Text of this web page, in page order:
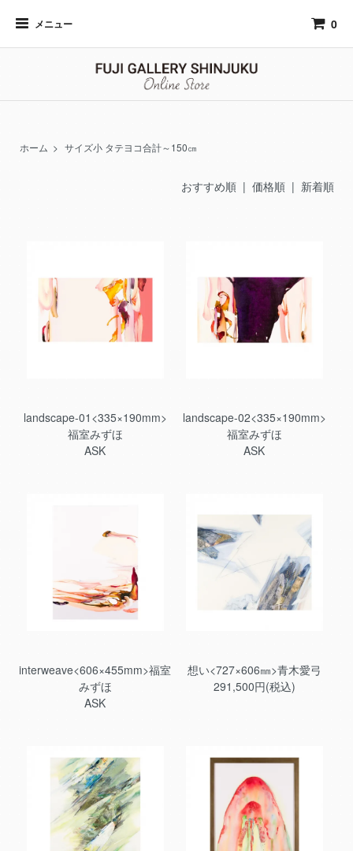
メニュー 0
ホーム > サイズ小 タテヨコ合計～150㎝
おすすめ順 | 価格順| 新着順
landscape-01<335×190mm>
福室みずほ
ASK
landscape-02<335×190mm>
福室みずほ
ASK
interweave<606×455mm>福室
みずほ
ASK
想い<727×606㎜>青木愛弓
291,500円(税込)